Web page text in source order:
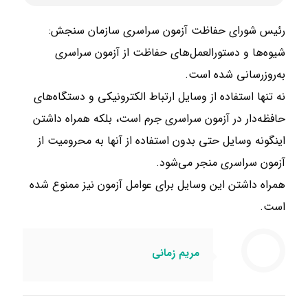
رئیس شورای حفاظت آزمون سراسری سازمان سنجش:
شیوه‌ها و دستورالعمل‌های حفاظت از آزمون سراسری
به‌‌روزرسانی شده است.
نه تنها استفاده از وسایل ارتباط الکترونیکی و دستگاه‌های
حافظه‌دار در آزمون سراسری جرم است، بلکه همراه داشتن
اینگونه وسایل حتی بدون استفاده از آنها به محرومیت از
آزمون سراسری منجر می‌شود.
همراه داشتن این وسایل برای عوامل آزمون نیز ممنوع شده
است.
مریم زمانی